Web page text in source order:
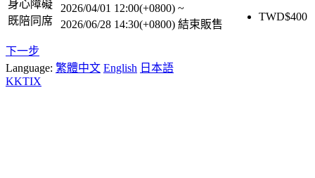
身心障礙
既陪同席
2026/04/01 12:00(+0800) ~
2026/06/28 14:30(+0800) 結束販售
TWD$400
下一步
Language: 繁體中文 English 日本語
KKTIX